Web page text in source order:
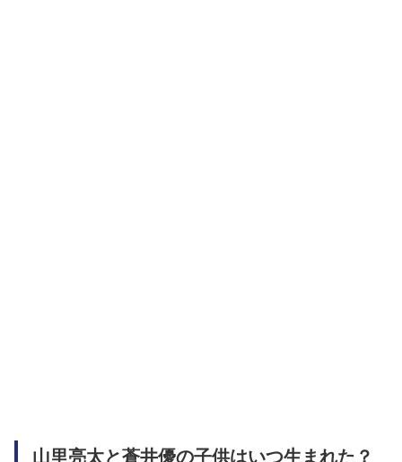
山里亮太と蒼井優の子供はいつ生まれた？